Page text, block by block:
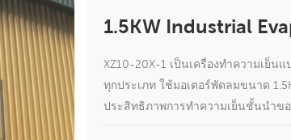
1.5KW Industrial
XZ10-20X-1 เป็นเครื่องทำความเย็
ทุกประเภท ใช้มอเตอร์พัดลมขนาด
ประสิทธิภาพการทำความเย็นชั้นนำข